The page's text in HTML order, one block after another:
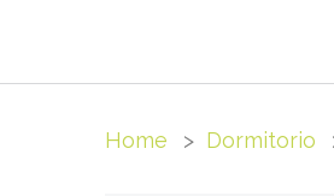
Home Dormitorio